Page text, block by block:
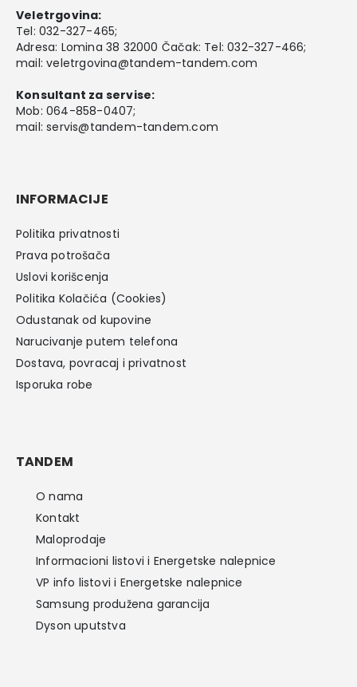
Veletrgovina:
Tel: 032-327-465;
Adresa: Lomina 38 32000 Čačak: Tel: 032-327-466;
mail:veletrgovina@tandem-tandem.com
Konsultant za servise:
Mob: 064-858-0407;
mail:servis@tandem-tandem.com
INFORMACIJE
Politika privatnosti
Prava potrošača
Uslovi korišcenja
Politika Kolačića (Cookies)
Odustanak od kupovine
Narucivanje putem telefona
Dostava, povracaj i privatnost
Isporuka robe
TANDEM
O nama
Kontakt
Maloprodaje
Informacioni listovi i Energetske nalepnice
VP info listovi i Energetske nalepnice
Samsung produžena garancija
Dyson uputstva